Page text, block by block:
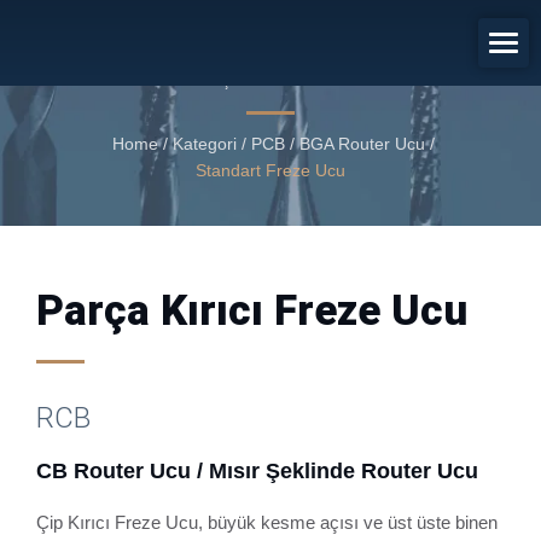
Router Ucu
Home / Kategori / PCB / BGA Router Ucu /
Standart Freze Ucu
Parça Kırıcı Freze Ucu
RCB
CB Router Ucu / Mısır Şeklinde Router Ucu
Çip Kırıcı Freze Ucu, büyük kesme açısı ve üst üste binen